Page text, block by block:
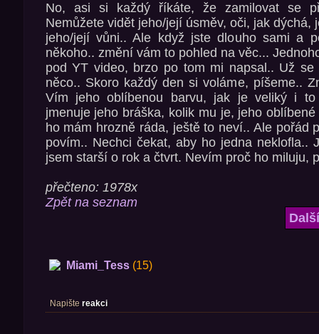
No, asi si každý říkáte, že zamilovat se
Nemůžete vidět jeho/její úsměv, oči, jak dýchá,
jeho/její vůni.. Ale když jste dlouho sami a
někoho.. změní vám to pohled na věc...
pod YT video, brzo po tom mi napsal.. Už
něco.. Skoro každý den si voláme, píšeme..
Vím jeho oblíbenou barvu, jak je veliký i
jmenuje jeho bráška, kolik mu je, jeho
ho mám hrozně ráda, ještě to neví.. Ale pořád
povím.. Nechci čekat, aby ho jedna neklofla..
jsem starší o rok a čtvrt. Nevím proč ho miluju,
přečteno: 1978x
Zpět na seznam
Miami_Tess(15)
Napište reakci